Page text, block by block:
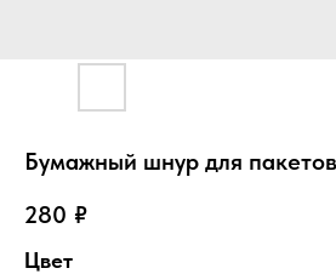
Бумажный шнур для
280 ₽
Цвет